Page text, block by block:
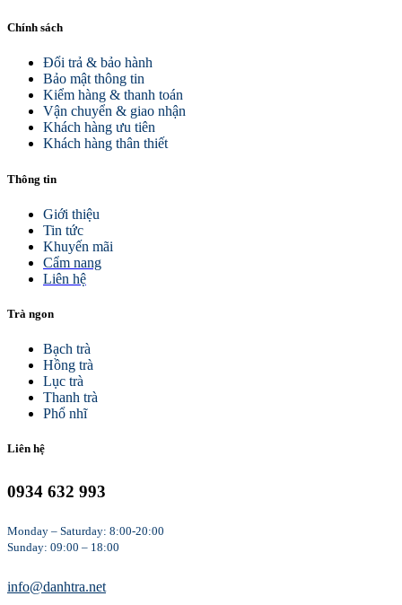
Chính sách
Đổi trả & bảo hành
Bảo mật thông tin
Kiểm hàng & thanh toán
Vận chuyển & giao nhận
Khách hàng ưu tiên
Khách hàng thân thiết
Thông tin
Giới thiệu
Tin tức
Khuyến mãi
Cẩm nang
Liên hệ
Trà ngon
Bạch trà
Hồng trà
Lục trà
Thanh trà
Phổ nhĩ
Liên hệ
0934 632 993
Monday – Saturday: 8:00-20:00
Sunday: 09:00 – 18:00
info@danhtra.net